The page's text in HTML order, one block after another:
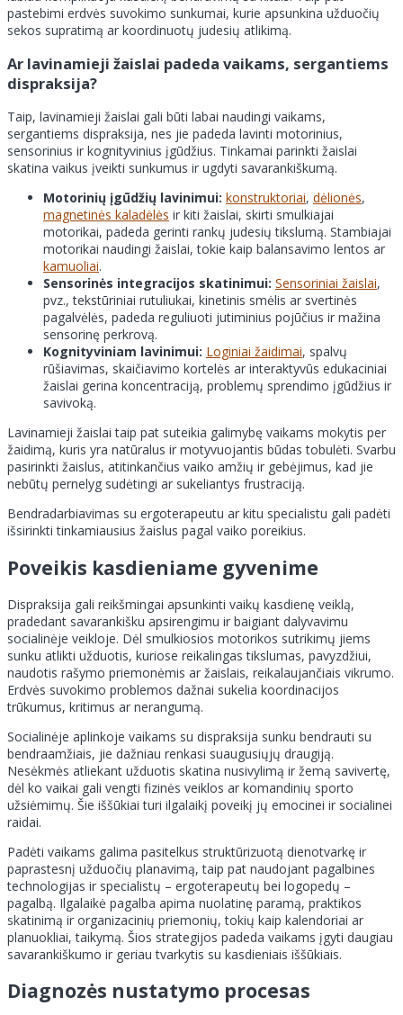
pastebimi erdvės suvokimo sunkumai, kurie apsunkina užduočių
sekos supratimą ar koordinuotų judesių atlikimą.
Ar lavinamieji žaislai padeda vaikams, sergantiems
dispraksija?
Taip, lavinamieji žaislai gali būti labai naudingi vaikams,
sergantiems dispraksija, nes jie padeda lavinti motorinius,
sensorinius ir kognityvinius įgūdžius. Tinkamai parinkti žaislai
skatina vaikus įveikti sunkumus ir ugdyti savarankiškumą.
Motorinių įgūdžių lavinimui: konstruktoriai, dėlionės,
magnetinės kaladėlės ir kiti žaislai, skirti smulkiajai
motorikai, padeda gerinti rankų judesių tikslumą. Stambiajai
motorikai naudingi žaislai, tokie kaip balansavimo lentos ar
kamuoliai.
Sensorinės integracijos skatinimui: Sensoriniai žaislai,
pvz., tekstūriniai rutuliukai, kinetinis smėlis ar svertinės
pagalvėlės, padeda reguliuoti jutiminius pojūčius ir mažina
sensorinę perkrovą.
Kognityviniam lavinimui: Loginiai žaidimai, spalvų
rūšiavimas, skaičiavimo kortelės ar interaktyvūs edukaciniai
žaislai gerina koncentraciją, problemų sprendimo įgūdžius ir
savivoką.
Lavinamieji žaislai taip pat suteikia galimybę vaikams mokytis per
žaidimą, kuris yra natūralus ir motyvuojantis būdas tobulėti. Svarbu
pasirinkti žaislus, atitinkančius vaiko amžių ir gebėjimus, kad jie
nebūtų pernelyg sudėtingi ar sukeliantys frustraciją.
Bendradarbiavimas su ergoterapeutu ar kitu specialistu gali padėti
išsirinkti tinkamiausius žaislus pagal vaiko poreikius.
Poveikis kasdieniame gyvenime
Dispraksija gali reikšmingai apsunkinti vaikų kasdienę veiklą,
pradedant savarankišku apsirengimu ir baigiant dalyvavimu
socialinėje veikloje. Dėl smulkiosios motorikos sutrikimų jiems
sunku atlikti užduotis, kuriose reikalingas tikslumas, pavyzdžiui,
naudotis rašymo priemonėmis ar žaislais, reikalaujančiais vikrumo.
Erdvės suvokimo problemos dažnai sukelia koordinacijos
trūkumus, kritimus ar nerangumą.
Socialinėje aplinkoje vaikams su dispraksija sunku bendrauti su
bendraamžiais, jie dažniau renkasi suaugusiųjų draugiją.
Nesėkmės atliekant užduotis skatina nusivylimą ir žemą savivertę,
dėl ko vaikai gali vengti fizinės veiklos ar komandinių sporto
užsiėmimų. Šie iššūkiai turi ilgalaikį poveikį jų emocinei ir socialinei
raidai.
Padėti vaikams galima pasitelkus struktūrizuotą dienotvarkę ir
paprastesnį užduočių planavimą, taip pat naudojant pagalbines
technologijas ir specialistų – ergoterapeutų bei logopedų –
pagalbą. Ilgalaikė pagalba apima nuolatinę paramą, praktikos
skatinimą ir organizacinių priemonių, tokių kaip kalendoriai ar
planuokliai, taikymą. Šios strategijos padeda vaikams įgyti daugiau
savarankiškumo ir geriau tvarkytis su kasdieniais iššūkiais.
Diagnozės nustatymo procesas